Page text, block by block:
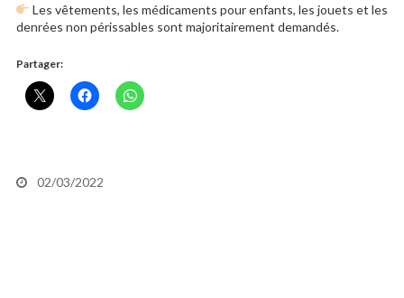
Les vêtements, les médicaments pour enfants, les jouets et les
denrées non périssables sont majoritairement demandés.
Partager:
02/03/2022